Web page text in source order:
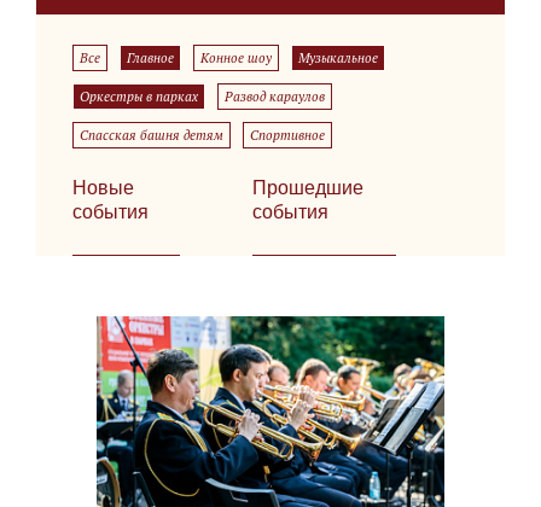
Все Главное Конное шоу Музыкальное
Оркестры в парках Развод караулов
Спасская башня детям Спортивное
Новые
события
Прошедшие
события